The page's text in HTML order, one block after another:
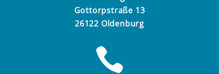
Gottorpstraße 13
26122 Oldenburg
